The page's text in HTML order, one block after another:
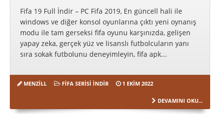
Fifa 19 Full İndir – PC Fifa 2019, En güncell hali ile
windows ve diğer konsol oyunlarına çıktı yeni oynanış
modu ile tam gerseksi fifa oyunu karşınızda, gelişen
yapay zeka, gerçek yüz ve lisanslı futbolcuların yanı
sıra sokak futbolunu deneyimleyin, fifa apk...
MENZILL FIFA SERISI İNDIR 1 EKIM 2022
DEVAMINI OKU...